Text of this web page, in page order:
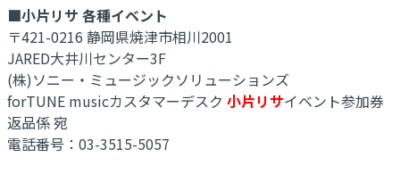
■小片リサ 各種イベント
〒421-0216 静岡県焼津市相川2001
JARED大井川センター3F
(株)ソニー・ミュージックソリューションズ
forTUNE musicカスタマーデスク 小片リサイベント参加券
返品係 宛
電話番号：03-3515-5057